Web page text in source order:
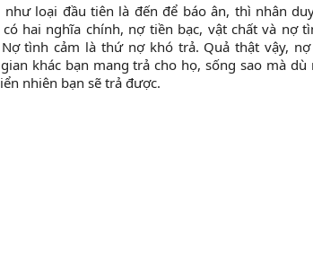
như loại đầu tiên là đến để báo ân, thì nhân
hai nghĩa chính, nợ tiền bạc, vật chất và nợ
tình cảm là thứ nợ khó trả. Quả thật vậy,
khác bạn mang trả cho họ, sống sao mà
nhiên bạn sẽ trả được.